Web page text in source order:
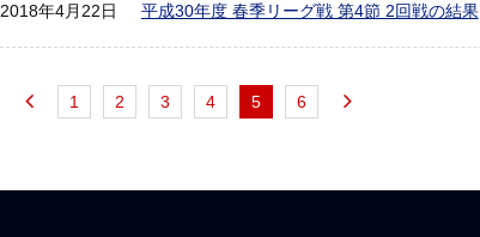
2018年4月22日 平成30年度 春季リーグ戦 第4節 2回戦の結果
1 2 3 4 5 6